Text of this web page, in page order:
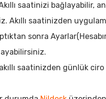
saatinizi bağlayabilir,
saatinizden
sonra
saatinizden günlük